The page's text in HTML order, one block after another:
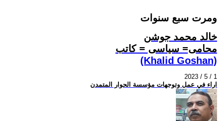
ومرت سبع سنوات
خالد محمد جوشن
محامى= سياسى = كاتب
(Khalid Goshan)
2023 / 5 / 1
اراء في عمل وتوجهات مؤسسة الحوار المتمدن